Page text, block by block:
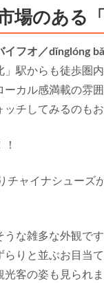
場のある
イフオ／dǐnglóng
駅からも徒歩圏
カル感満載の雰
ッチしてみるのも
うな雑多な外観で
りと並ぶお目当
光客の姿も見られ